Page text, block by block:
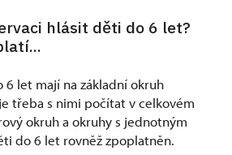
hlásit děti do 6 let?
6 let mají na základní okruh
třeba s nimi počítat v celkovém
okruh a okruhy s jednotným
do 6 let rovněž zpoplatněn.